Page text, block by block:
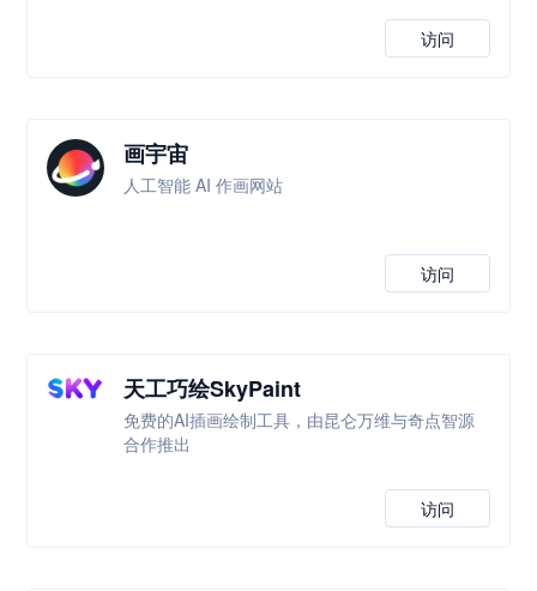
访问
画宇宙
人工智能 AI 作画网站
访问
天工巧绘SkyPaint
免费的AI插画绘制工具，由昆仑万维与奇点智源
合作推出
访问